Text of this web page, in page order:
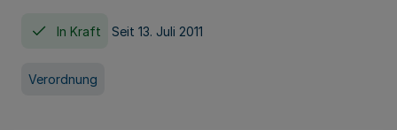
In Kraft Seit 13. Juli 2011
Verordnung